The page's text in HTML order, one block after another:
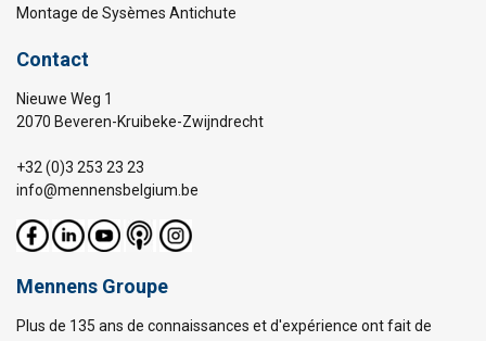
Montage de Sysèmes Antichute
Contact
Nieuwe Weg 1
2070 Beveren-Kruibeke-Zwijndrecht
+32 (0)3 253 23 23
info@mennensbelgium.be
Mennens Groupe
Plus de 135 ans de connaissances et d'expérience ont fait de